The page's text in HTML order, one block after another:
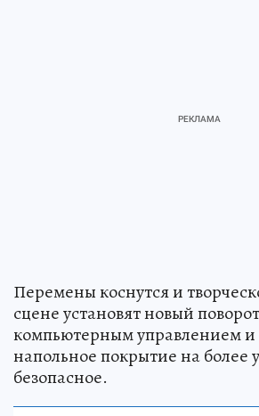
Перемены коснутся и
сцене установят новый
компьютерным управлением и
напольное покрытие на более
безопасное.